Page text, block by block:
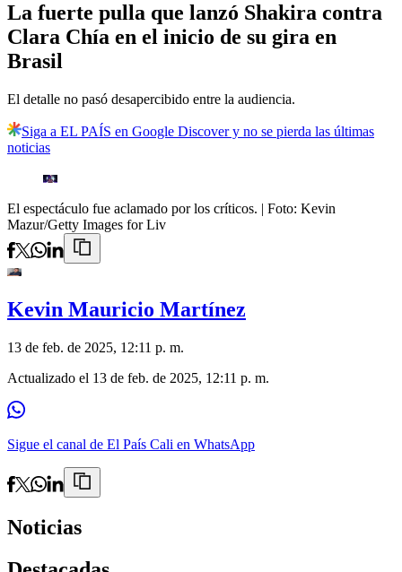
La fuerte pulla que lanzó Shakira contra
Clara Chía en el inicio de su gira en
Brasil
El detalle no pasó desapercibido entre la audiencia.
Siga a EL PAÍS en Google Discover y no se pierda las últimas
noticias
El espectáculo fue aclamado por los críticos. | Foto: Kevin
Mazur/Getty Images for Liv
Kevin Mauricio Martínez
13 de feb. de 2025, 12:11 p. m.
Actualizado el 13 de feb. de 2025, 12:11 p. m.
Sigue el canal de El País Cali en WhatsApp
Noticias